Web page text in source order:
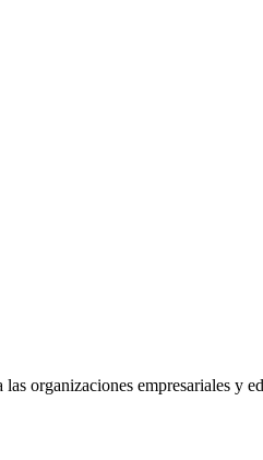
las organizaciones empresariales